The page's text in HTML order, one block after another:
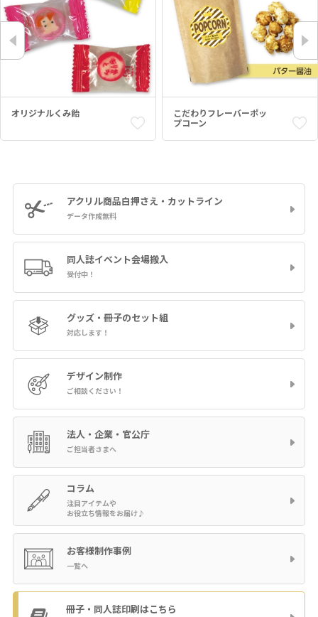
オリジナルくみ飴
こだわりフレーバーポッ
プコーン
アクリル商品白押さえ・カットライン
データ作成無料
同人誌イベント会場搬入
受付中！
グッズ・冊子のセット組
対応します！
デザイン制作
ご相談ください！
法人・企業・官公庁
ご担当者さまへ
コラム
注目アイテムや
お役立ち情報をお届け♪
お客様制作事例
一覧へ
冊子・同人誌印刷はこちら